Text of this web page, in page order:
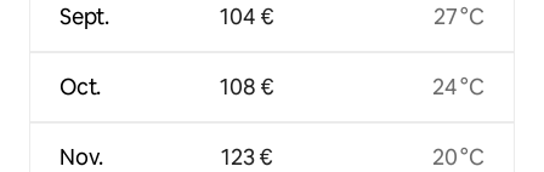
Sept.
Oct.
Nov.
104 €
108 €
123 €
27 °C
24 °C
20 °C